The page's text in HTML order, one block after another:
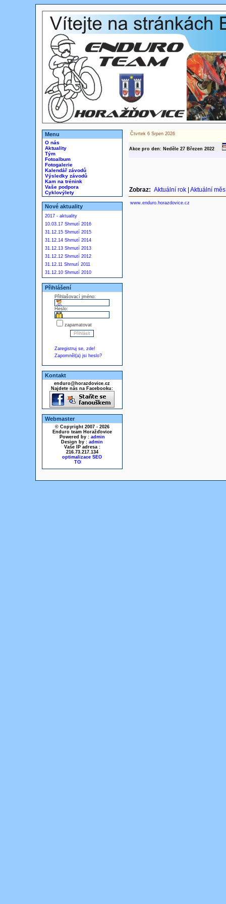
Menu
O nás
Aktuality
Tým
Fotoalbum
Fotogalerie
Kalendář závodů
Výsledky závodů
Kam na trénink
Vaše podpora
Cyklovýlety
Nové aktuality
2017 - aktuality
10.03.17 Shrnutí 2016
31.12.15 Shrnutí 2015
31.12.14 Shrnutí 2014
31.12.13 Shrnutí 2013
31.12.12 Shrnutí 2012
31.12.11 Shrnutí 2011
31.12.10 Shrnutí 2010
Přihlášení
Přihlašovací jméno:
Heslo:
zapamatovat
Zaregistruj se, zde!
Zapomněl(a) jsi heslo?
Kontakt
enduro@horazdovice.cz
Najdete nás na Facebooku:
Webmaster
© Copyright 2007 - 2026
Enduro team Horažďovice
Powered by : admin
Design by : admin
Vaše IP adresa :
216.73.217.134
optimalizace SEO
Čtvrtek 6 Srpen 2026
Akce pro den: Neděle 27 Březen 2022
Zobraz: Aktuální rok| Aktuální
www.enduro.horazdovice.cz